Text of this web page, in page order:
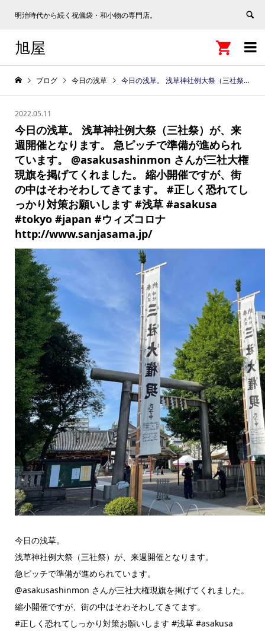
明治時代から続く祝儀袋・和小物の専門店。

旭屋 
ブログ 今日の浅草 今日の浅草。 浅草神社例大祭（三社祭）が、来週開催となります。 急ピッチで準備が進められています。 @asakusashinmon さんが三社大権現旗を掲げてくれました。 縮小開催ですが、街の中はそわそわしてきてます。 #正しく恐れてしっかり対策お願いします #浅草 #asakusa #tokyo #japan #ウィズコロナ http://www.sanjasama.jp/
2022.05.11
今日の浅草。 浅草神社例大祭（三社祭）が、来
週開催となります。 急ピッチで準備が進められ
ています。 @asakusashinmon さんが三社大権
現旗を掲げてくれました。 縮小開催ですが、街
の中はそわそわしてきてます。 #正しく恐れてし
っかり対策お願いします #浅草 #asakusa
#tokyo #japan #ウィズコロナ
http://www.sanjasama.jp/
今日の浅草。
浅草神社例大祭（三社祭）が、来週開催となります。
急ピッチで準備が進められています。
@asakusashinmon さんが三社大権現旗を掲げてくれました。
縮小開催ですが、街の中はそわそわしてきてます。
#正しく恐れてしっかり対策お願いします #浅草 #asakusa